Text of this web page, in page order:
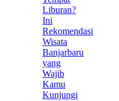
Liburan?
Ini
Rekomendasi
Wisata
Banjarbaru
yang
Wajib
Kamu
Kunjungi